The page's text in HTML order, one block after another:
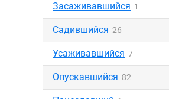
Засаживавшийся 1
Садившийся 26
Усаживавшийся 7
Опускавшийся 82